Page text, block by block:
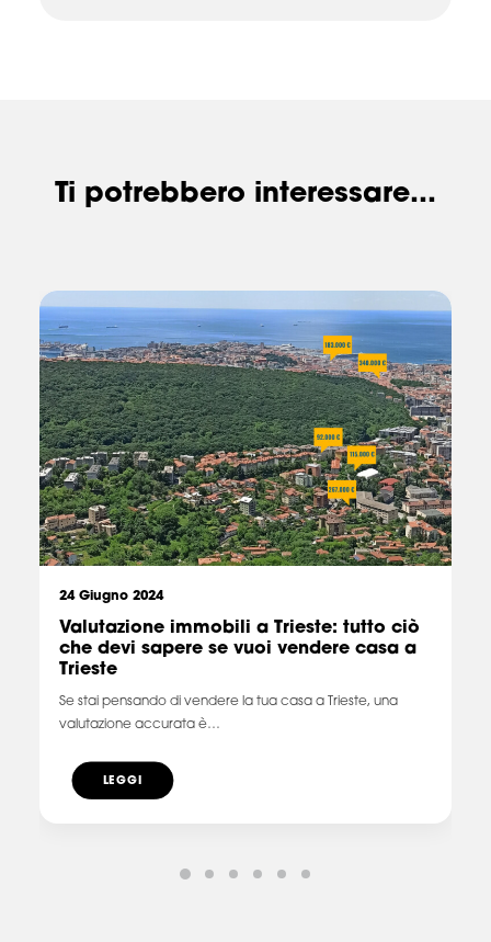
Ti potrebbero interessare...
24 Giugno 2024
Valutazione immobili a Trieste: tutto ciò
che devi sapere se vuoi vendere casa a
Trieste
Se stai pensando di vendere la tua casa a Trieste, una
valutazione accurata è…
LEGGI